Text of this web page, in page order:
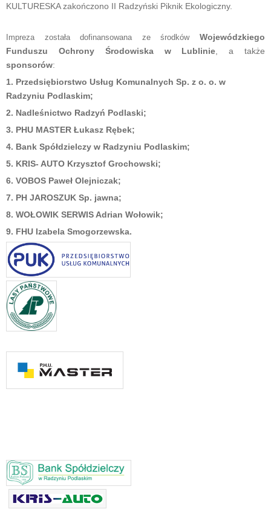
KULTURESKA zakończono II Radzyński Piknik Ekologiczny.
Impreza została dofinansowana ze środków Wojewódzkiego
Funduszu Ochrony Środowiska w Lublinie , a także
sponsorów:
1. Przedsiębiorstwo Usług Komunalnych Sp. z o. o. w
Radzyniu Podlaskim;
2. Nadleśnictwo Radzyń Podlaski;
3. PHU MASTER Łukasz Rębek;
4. Bank Spółdzielczy w Radzyniu Podlaskim;
5. KRIS- AUTO Krzysztof Grochowski;
6. VOBOS Paweł Olejniczak;
7. PH JAROSZUK Sp. jawna;
8. WOŁOWIK SERWIS Adrian Wołowik;
9. FHU Izabela Smogorzewska.